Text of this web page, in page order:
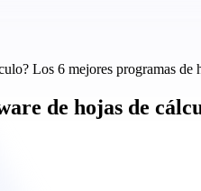
Los 6 mejores programas de
de hojas de